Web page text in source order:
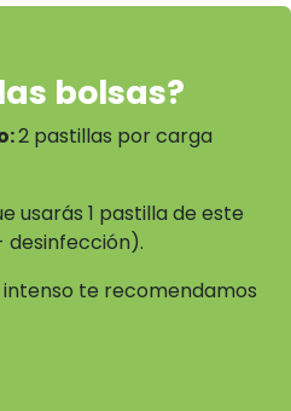
bolsas?
2 pastillas por carga
usarás 1 pastilla de este
desinfección).
te recomendamos